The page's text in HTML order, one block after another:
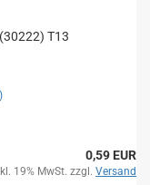
T13
0,59 EUR
19% MwSt. zzgl. Versand